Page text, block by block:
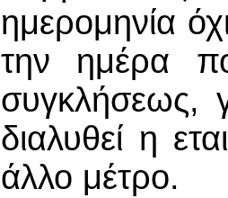
ημερομηνία
την ημέρα
συγκλήσεως,
διαλυθεί η
άλλο μέτρο.